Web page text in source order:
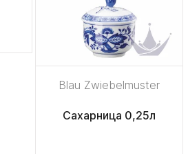
Blau Zwiebelmuster
Сахарница 0,25л